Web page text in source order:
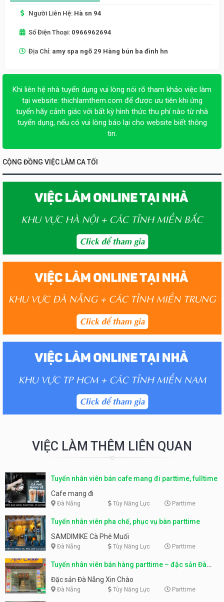
Người Liên Hệ: Hà sn 94
Số Điện Thoại: 0966962694
Địa Chỉ: amy spa ngõ 29 Hàng bún ba đình hn
Khi liên hệ nhà tuyển dụng vui lòng nói rõ tham khảo việc làm
tại website: thichlamthem.com để được ưu tiên khi ứng
tuyển hãy cảnh giác với bất kỳ hình thức thu phí nào từ nhà
tuyển dụng, nếu có vui lòng báo lại cho website biết thông
tin.
CỘNG ĐỒNG VIỆC LÀM CA TỐI
VIỆC LÀM THÊM LIÊN QUAN
Tuyển nhân viên bán cafe mang đi parttime, fulltime
Cafe mang đi
Đà Nẵng Tùy Năng Lực Parttime
Tuyển nhân viên pha chế, phục vụ bàn parttime
SAMDIMIKE Cà Phê Muối
Đà Nẵng Tùy Năng Lực Parttime
Tuyển nhân viên bán hàng parttime – đặc sản Đà
Nẵng
Đặc sản Đà Nẵng Xin Chào
Đà Nẵng Tùy Năng Lực Parttime